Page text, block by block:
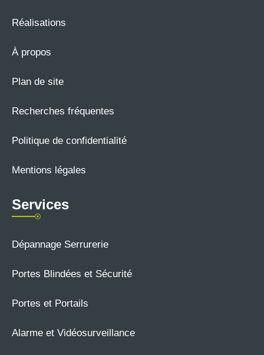
Réalisations
À propos
Plan de site
Recherches fréquentes
Politique de confidentialité
Mentions légales
Services
Dépannage Serrurerie
Portes Blindées et Sécurité
Portes et Portails
Alarme et Vidéosurveillance